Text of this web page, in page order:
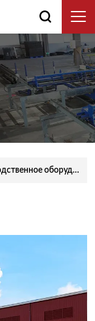
Производственное оборудование